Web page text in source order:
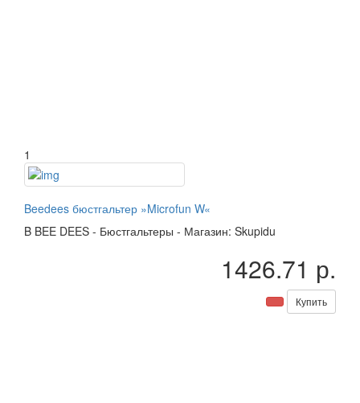
1
Beedees бюстгальтер »Microfun W«
B BEE DEES - Бюстгальтеры - Магазин: Skupidu
1426.71 р.
Купить